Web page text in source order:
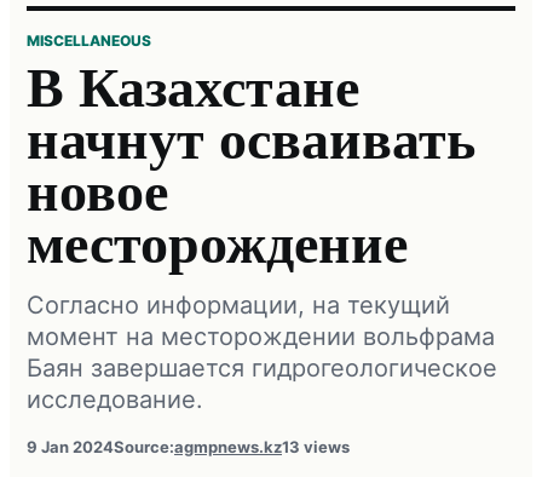
MISCELLANEOUS
В Казахстане
начнут осваивать
новое
месторождение
Согласно информации, на текущий
момент на месторождении вольфрама
Баян завершается гидрогеологическое
исследование.
9 Jan 2024Source:agmpnews.kz13 views